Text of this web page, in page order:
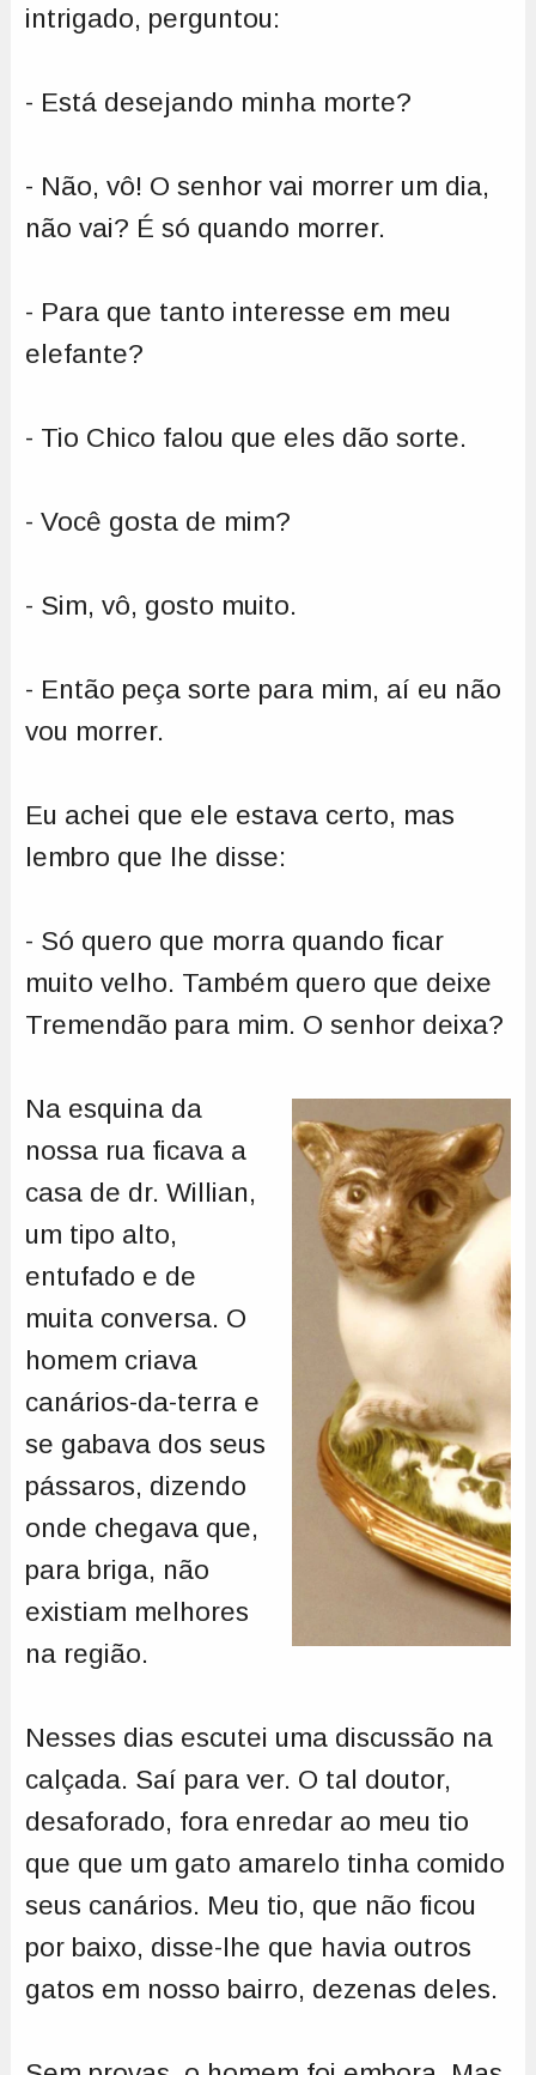
intrigado, perguntou:
- Está desejando minha morte?
- Não, vô! O senhor vai morrer um dia,
não vai? É só quando morrer.
- Para que tanto interesse em meu
elefante?
- Tio Chico falou que eles dão sorte.
- Você gosta de mim?
- Sim, vô, gosto muito.
- Então peça sorte para mim, aí eu não
vou morrer.
Eu achei que ele estava certo, mas
lembro que lhe disse:
- Só quero que morra quando ficar
muito velho. Também quero que deixe
Tremendão para mim. O senhor deixa?
Na esquina da
nossa rua ficava a
casa de dr. Willian,
um tipo alto,
entufado e de
muita conversa. O
homem criava
canários-da-terra e
se gabava dos seus
pássaros, dizendo
onde chegava que,
para briga, não
existiam melhores
na região.
Nesses dias escutei uma discussão na
calçada. Saí para ver. O tal doutor,
desaforado, fora enredar ao meu tio
que que um gato amarelo tinha comido
seus canários. Meu tio, que não ficou
por baixo, disse-lhe que havia outros
gatos em nosso bairro, dezenas deles.